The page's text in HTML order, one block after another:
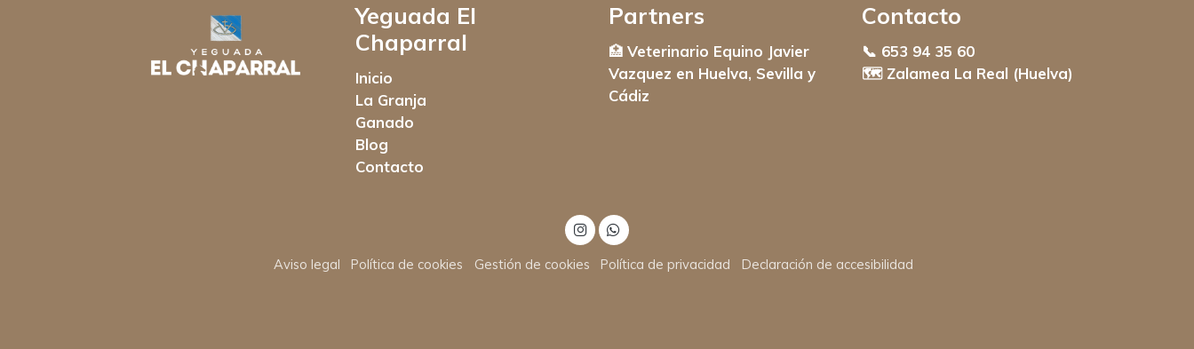
Yeguada El
Chaparral
Inicio
La Granja
Ganado
Blog
Contacto
Partners
🏥 Veterinario Equino Javier
Vazquez en Huelva, Sevilla y
Cádiz
Contacto
📞 653 94 35 60
🗺️ Zalamea La Real (Huelva)
Aviso legal Política de cookies Gestión de cookies Política de privacidad Declaración de accesibilidad